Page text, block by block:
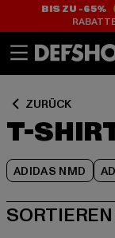
BIS ZU -65%
ZURÜCK
T-
ADIDAS NMD
SORTIEREN